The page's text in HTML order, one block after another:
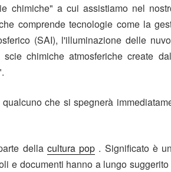
chimiche" a cui assistiamo nel
comprende tecnologie come la
(SAI), l'illuminazione delle
chimiche atmosferiche create
che si spegnerà
della cultura pop . Significato è
e documenti hanno a lungo